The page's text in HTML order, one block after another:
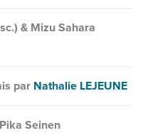
& Mizu Sahara
par Nathalie LEJEUNE
Seinen